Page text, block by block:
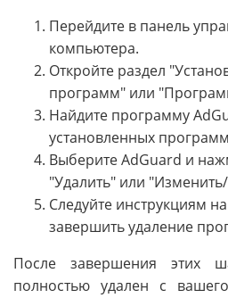
Перейдите в панель
компьютера.
Откройте раздел
программ" или
Найдите программу
установленных
Выберите AdGuard и
"Удалить" или
Следуйте инструкциям
завершить удаление
После завершения этих
полностью удален с